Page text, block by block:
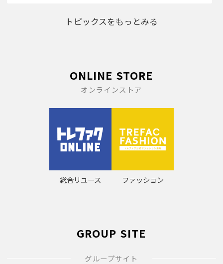
トピックスをもっとみる
ONLINE STORE
オンラインストア
総合リユース ファッション
GROUP SITE
グループサイト